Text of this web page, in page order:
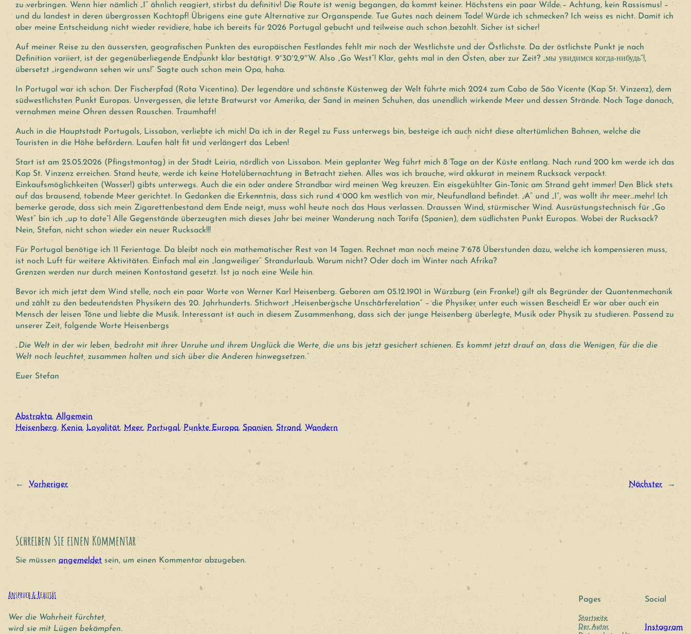
zu verbringen. Wenn hier nämlich „I“ ähnlich reagiert, stirbst du definitiv! Die Route ist wenig begangen, da kommt keiner. Höchstens ein paar Wilde – Achtung, kein Rassismus! –
und du landest in deren übergrossen Kochtopf! Übrigens eine gute Alternative zur Organspende. Tue Gutes nach deinem Tode! Würde ich schmecken? Ich weiss es nicht. Damit ich
aber meine Entscheidung nicht wieder revidiere, habe ich bereits für 2026 Portugal gebucht und teilweise auch schon bezahlt. Sicher ist sicher!
Auf meiner Reise zu den äussersten, geografischen Punkten des europäischen Festlandes fehlt mir noch der Westlichste und der Östlichste. Da der östlichste Punkt je nach
Definition variiert, ist der gegenüberliegende Endpunkt klar bestätigt. 9°30′2,9″W. Also „Go West“! Klar, gehts mal in den Osten, aber zur Zeit? „мы увидимся когда-нибудь“!,
übersetzt „irgendwann sehen wir uns!“ Sagte auch schon mein Opa, haha.
In Portugal war ich schon. Der Fischerpfad (Rota Vicentina). Der legendäre und schönste Küstenweg der Welt führte mich 2024 zum Cabo de São Vicente (Kap St. Vinzenz), dem
südwestlichsten Punkt Europas. Unvergessen, die letzte Bratwurst vor Amerika, der Sand in meinen Schuhen, das unendlich wirkende Meer und dessen Strände. Noch Tage danach,
vernahmen meine Ohren dessen Rauschen. Traumhaft!
Auch in die Hauptstadt Portugals, Lissabon, verliebte ich mich! Da ich in der Regel zu Fuss unterwegs bin, besteige ich auch nicht diese altertümlichen Bahnen, welche die
Touristen in die Höhe befördern. Laufen hält fit und verlängert das Leben!
Start ist am 25.05.2026 (Pfingstmontag) in der Stadt Leiria, nördlich von Lissabon. Mein geplanter Weg führt mich 8 Tage an der Küste entlang. Nach rund 200 km werde ich das
Kap St. Vinzenz erreichen. Stand heute, werde ich keine Hotelübernachtung in Betracht ziehen. Alles was ich brauche, wird akkurat in meinem Rucksack verpackt.
Einkaufsmöglichkeiten (Wasser!) gibts unterwegs. Auch die ein oder andere Strandbar wird meinen Weg kreuzen. Ein eisgekühlter Gin-Tonic am Strand geht immer! Den Blick stets
auf das brausend, tobende Meer gerichtet. In Gedanken die Erkenntnis, dass sich rund 4`000 km westlich von mir, Neufundland befindet. „A“ und „I“, was wollt ihr meer…mehr! Ich
bemerke gerade, dass sich mein Zigarettenbestand dem Ende neigt, muss wohl heute noch das Haus verlassen. Draussen Wind, stürmischer Wind. Ausrüstungstechnisch für „Go
West“ bin ich „up to date“! Alle Gegenstände überzeugten mich dieses Jahr bei meiner Wanderung nach Tarifa (Spanien), dem südlichsten Punkt Europas. Wobei der Rucksack?
Nein, Stefan, nicht schon wieder ein neuer Rucksack!!!
Für Portugal benötige ich 11 Ferientage. Da bleibt noch ein mathematischer Rest von 14 Tagen. Rechnet man noch meine 7`678 Überstunden dazu, welche ich kompensieren muss,
ist noch Luft für weitere Aktivitäten. Einfach mal ein „langweiliger“ Strandurlaub. Warum nicht? Oder doch im Winter nach Afrika?
Grenzen werden nur durch meinen Kontostand gesetzt. Ist ja noch eine Weile hin.
Bevor ich mich jetzt dem Wind stelle, noch ein paar Worte von Werner Karl Heisenberg. Geboren am 05.12.1901 in Würzburg (ein Franke!) gilt als Begründer der Quantenmechanik
und zählt zu den bedeutendsten Physikern des 20. Jahrhunderts. Stichwort „Heisenbergsche Unschärferelation“ – die Physiker unter euch wissen Bescheid! Er war aber auch ein
Mensch der leisen Töne und liebte die Musik. Interessant ist auch in diesem Zusammenhang, dass sich der junge Heisenberg überlegte, Musik oder Physik zu studieren. Passend zu
unserer Zeit, folgende Worte Heisenbergs
„Die Welt in der wir leben, bedroht mit ihrer Unruhe und ihrem Unglück die Werte, die uns bis jetzt gesichert schienen. Es kommt jetzt drauf an, dass die Wenigen, für die die
Welt noch leuchtet, zusammen halten und sich über die Anderen hinwegsetzen.“
Euer Stefan
Abstrakta, Allgemein
Heisenberg, Kenia, Loyalität, Meer, Portugal , Punkte Europa, Spanien, Strand, Wandern
← Vorheriger Nächster →
Schreiben Sie einen Kommentar
Sie müssen angemeldet sein, um einen Kommentar abzugeben.
Anspruch & Realität
Wer die Wahrheit fürchtet,
wird sie mit Lügen bekämpfen.
Pages
Startseite
Der Autor
Social
Instagram